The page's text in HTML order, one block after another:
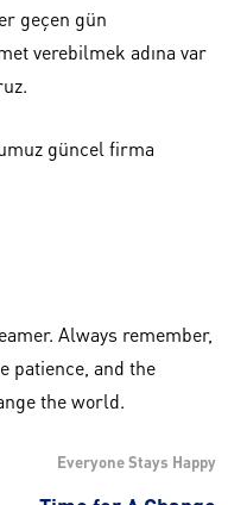
geçen gün
verebilmek adına var
güncel firma
Always remember,
patience, and the
the world.
Everyone Stays Happy